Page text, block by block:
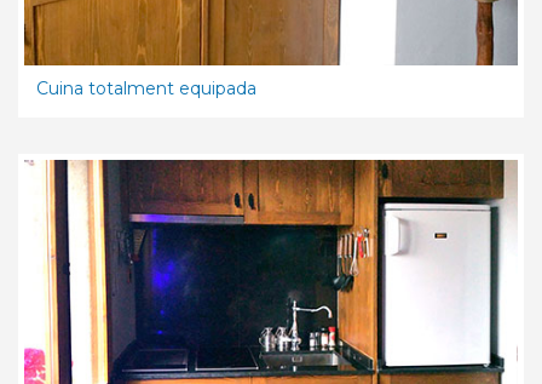
Cuina totalment equipada